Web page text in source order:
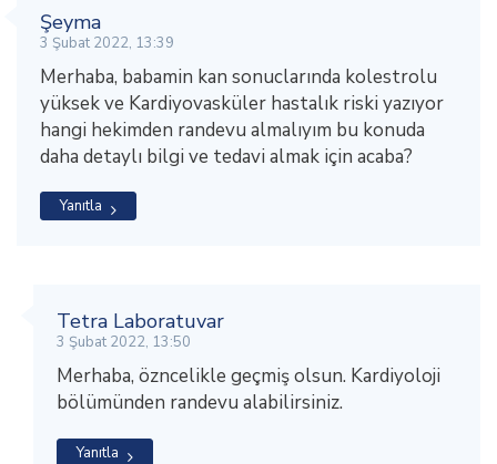
Şeyma
3 Şubat 2022, 13:39
Merhaba, babamin kan sonuclarında kolestrolu
yüksek ve Kardiyovasküler hastalık riski yazıyor
hangi hekimden randevu almalıyım bu konuda
daha detaylı bilgi ve tedavi almak için acaba?
Yanıtla
Tetra Laboratuvar
3 Şubat 2022, 13:50
Merhaba, özncelikle geçmiş olsun. Kardiyoloji
bölümünden randevu alabilirsiniz.
Yanıtla